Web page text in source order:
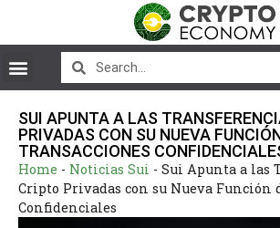
SUI APUNTA A LAS
PRIVADAS CON SU NUEVA
TRANSACCIONES
Home - Noticias Sui - Sui Apunta a las
Cripto Privadas con su Nueva Función
Confidenciales